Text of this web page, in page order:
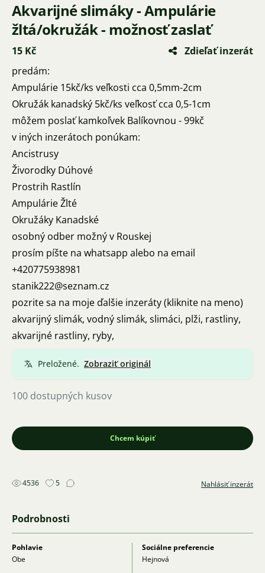
Akvarijné slimáky - Ampulárie
žltá/okružák - možnosť zaslať
15 Kč
Zdieľať inzerát
predám:
Ampulárie 15kč/ks veľkosti cca 0,5mm-2cm
Okružák kanadský 5kč/ks veľkosť cca 0,5-1cm
môžem poslať kamkoľvek Balíkovnou - 99kč
v iných inzerátoch ponúkam:
Ancistrusy
Živorodky Dúhové
Prostrih Rastlín
Ampulárie Žlté
Okružáky Kanadské
osobný odber možný v Rouskej
prosím píšte na whatsapp alebo na email
+420775938981
stanik222@seznam.cz
pozrite sa na moje ďalšie inzeráty (kliknite na meno)
akvarijný slimák, vodný slimák, slimáci, plži, rastliny,
akvarijné rastliny, ryby,
Preložené. Zobraziť originál
100 dostupných kusov
Chcem kúpiť
4536 5 Nahlásiť inzerát
Podrobnosti
Pohlavie
Obe
Sociálne preferencie
Hejnová